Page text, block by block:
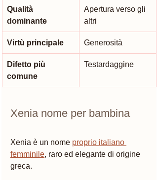
Qualità
dominante
Apertura verso gli
altri
Virtù principale Generosità
Difetto più
comune
Testardaggine
Xenia nome per bambina
Xenia è un nome proprio italiano
femminile, raro ed elegante di origine
greca.